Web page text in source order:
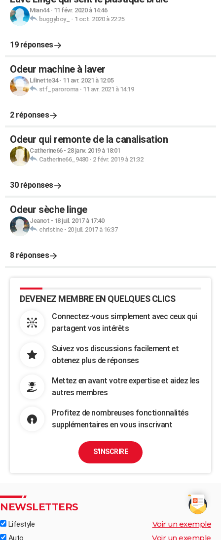
Mian44- 11 févr. 2020 à 14:46
buggyboy_
- 1 oct. 2020 à 22:25
19 réponses
Odeur machine à laver
Lilinette34- 11 avr. 2021 à 12:05
stf_paroroma- 11 avr. 2021 à 14:19
2 réponses
Odeur qui remonte de la canalisation
Catherine66- 28 janv. 2019 à 18:01
Catherine66_9480- 2 févr. 2019 à 21:32
30 réponses
Odeur sèche linge
Jeanot - 18 juil. 2017 à 17:40
christine- 20 juil. 2017 à 16:37
8 réponses
DEVENEZ MEMBRE EN QUELQUES CLICS
Connectez-vous simplement avec ceux qui
partagent vos intérêts
Suivez vos discussions facilement et
obtenez plus de réponses
Mettez en avant votre expertise et aidez les
autres membres
Profitez de nombreuses fonctionnalités
supplémentaires en vous inscrivant
S'INSCRIRE
NEWSLETTERS
Lifestyle Voir un exemple
Auto Voir un exemple